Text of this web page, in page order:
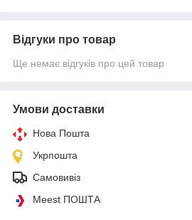
Відгуки про товар
Ще немає відгуків про цей товар
Умови доставки
Нова Пошта
Укрпошта
Самовивіз
Meest ПОШТА